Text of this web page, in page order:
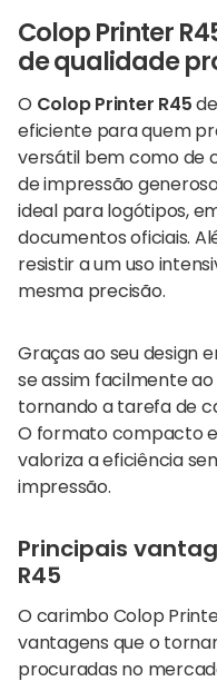
Colop Printer
de qualidade
O Colop Printer R45
eficiente para quem
versátil bem como de
de impressão
ideal para logótipos,
documentos oficiais.
resistir a um uso
mesma precisão.
Graças ao seu design
se assim facilmente
tornando a tarefa de
O formato compacto
valoriza a eficiência
impressão.
Principais
R45
O carimbo Colop
vantagens que o
procuradas no